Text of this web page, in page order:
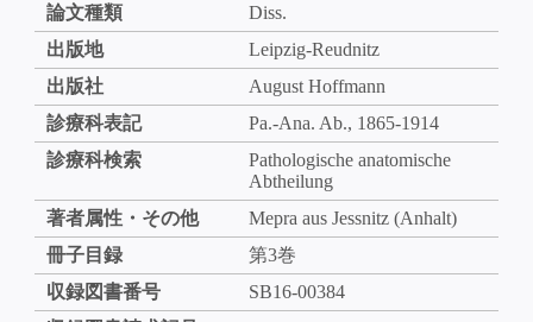
論文種類
Diss.
出版地
Leipzig-Reudnitz
出版社
August Hoffmann
診療科表記
Pa.-Ana. Ab., 1865-1914
診療科検索
Pathologische anatomische
Abtheilung
著者属性・その他
Mepra aus Jessnitz (Anhalt)
冊子目録
第3巻
収録図書番号
SB16-00384